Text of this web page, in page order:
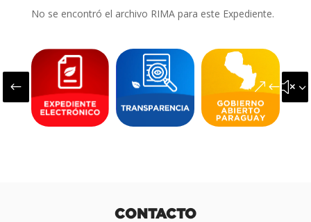
No se encontró el archivo RIMA para este Expediente.
#
CONTACTO